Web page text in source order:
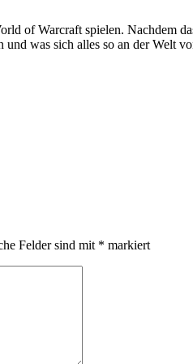
of Warcraft spielen. Nachdem
was sich alles so an der Welt
Felder sind mit * markiert